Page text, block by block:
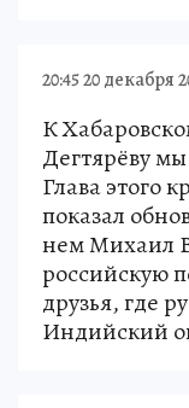
20:45 20 декабря
К
Дегтярёву
Глава этого
показал
нем Михаил
российскую
друзья, где
Индийский